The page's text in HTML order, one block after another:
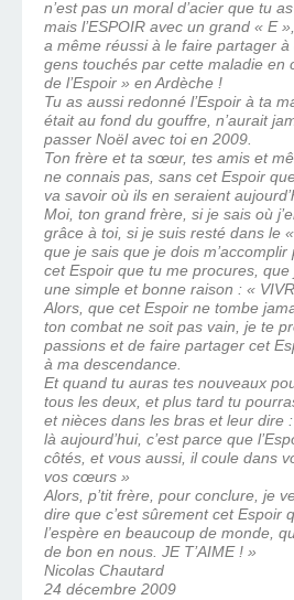
n’est pas un moral d’acier que tu
mais l’ESPOIR avec un grand « E
a même réussi à le faire partager
gens touchés par cette maladie en
de l’Espoir » en Ardèche !
Tu as aussi redonné l’Espoir à ta
était au fond du gouffre, n’aurait
passer Noël avec toi en 2009.
Ton frère et ta sœur, tes amis et
ne connais pas, sans cet Espoir
va savoir où ils en seraient
Moi, ton grand frère, si je sais où
grâce à toi, si je suis resté dans le
que je sais que je dois
cet Espoir que tu me procures,
une simple et bonne raison : «
Alors, que cet Espoir ne tombe
ton combat ne soit pas vain, je te
passions et de faire partager cet
à ma descendance.
Et quand tu auras tes nouveaux
tous les deux, et plus tard tu
et nièces dans les bras et leur dire
là aujourd’hui, c’est parce que
côtés, et vous aussi, il coule dans
vos cœurs »
Alors, p’tit frère, pour conclure, je
dire que c’est sûrement cet Espoir
l’espère en beaucoup de monde,
de bon en nous. JE T’AIME ! »
Nicolas Chautard
24 décembre 2009